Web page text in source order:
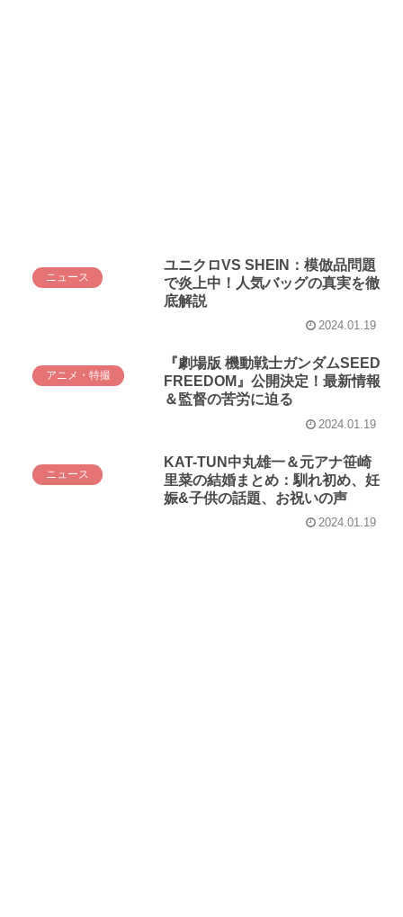
ニュース
ユニクロVS SHEIN：模倣品問題
で炎上中！人気バッグの真実を徹
底解説
2024.01.19
アニメ・特撮
『劇場版 機動戦士ガンダムSEED
FREEDOM』公開決定！最新情報
＆監督の苦労に迫る
2024.01.19
ニュース
KAT-TUN中丸雄一＆元アナ笹崎
里菜の結婚まとめ：馴れ初め、妊
娠&子供の話題、お祝いの声
2024.01.19